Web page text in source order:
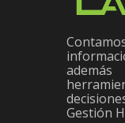
Gestión